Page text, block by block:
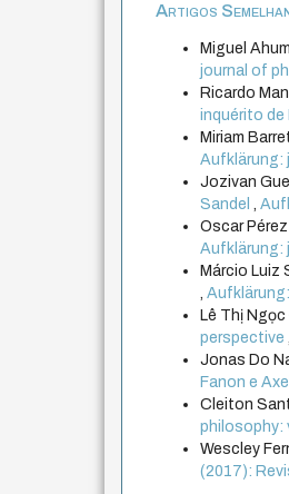
Artigos
Miguel
journal of
Ricardo
inquérito
Miriam
Aufklärung:
Jozivan
Sandel,
Oscar
Aufklärung:
Márcio Luiz
,
Lê Thị
perspective
Jonas Do
Fanon e
Cleiton
philosophy:
Wescley
(2017):